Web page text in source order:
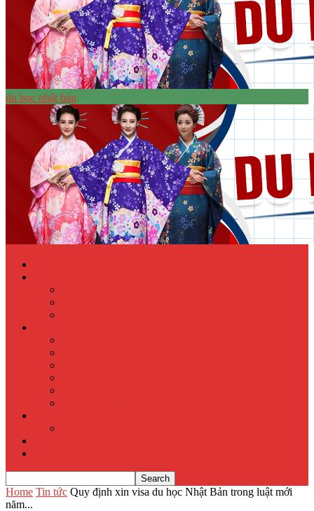
du học nhật bản
Home Tin tức Quy định xin visa du học Nhật Bản trong luật mới
năm...